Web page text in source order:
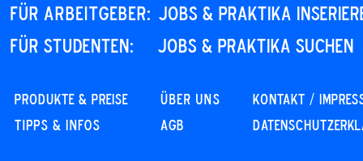
Für Arbeitgeber: JOBS & PRAKTIKA
Für STUDENTEN:
JOBS & PRAKTIKA SUCHEN
PRODUKTE & PREISE
Tipps & Infos
Über uns
AGB
KONTAKT /